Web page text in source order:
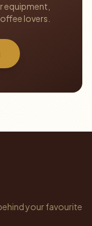
equipment,
lovers.
your favourite